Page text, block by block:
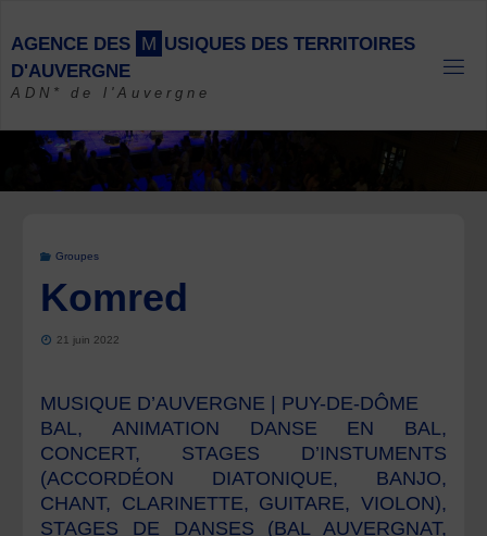
content
AGENCE DES M USIQUES DES TERRITOIRES
D'AUVERGNE
ADN* de l'Auvergne
Groupes
Komred
21 juin 2022
MUSIQUE D’AUVERGNE | PUY-DE-DÔME
BAL, ANIMATION DANSE EN BAL,
CONCERT, STAGES D’INSTUMENTS
(ACCORDÉON DIATONIQUE, BANJO,
CHANT, CLARINETTE, GUITARE, VIOLON),
STAGES DE DANSES (BAL AUVERGNAT,